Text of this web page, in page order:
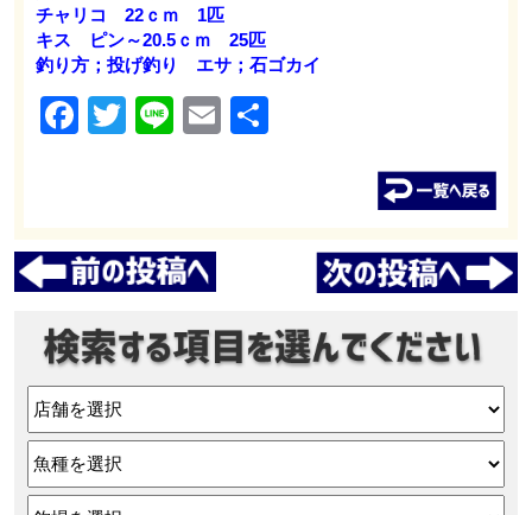
チャリコ 22ｃｍ 1匹
キス ピン～20.5ｃｍ 25匹
釣り方；投げ釣り エサ；石ゴカイ
Facebook
Twitter
LineEmail